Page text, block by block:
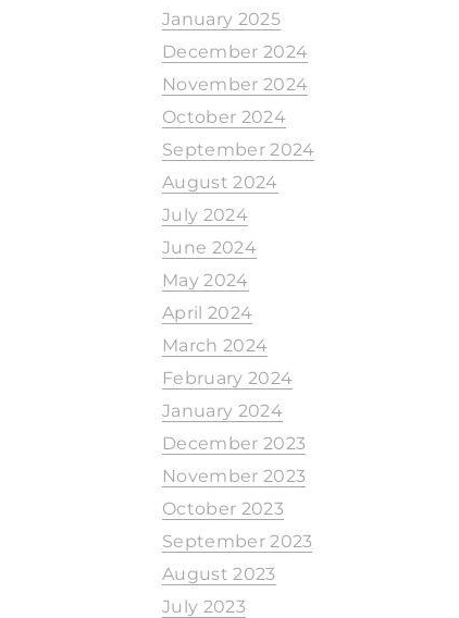
January 2025
December 2024
November 2024
October 2024
September 2024
August 2024
July 2024
June 2024
May 2024
April 2024
March 2024
February 2024
January 2024
December 2023
November 2023
October 2023
September 2023
August 2023
July 2023